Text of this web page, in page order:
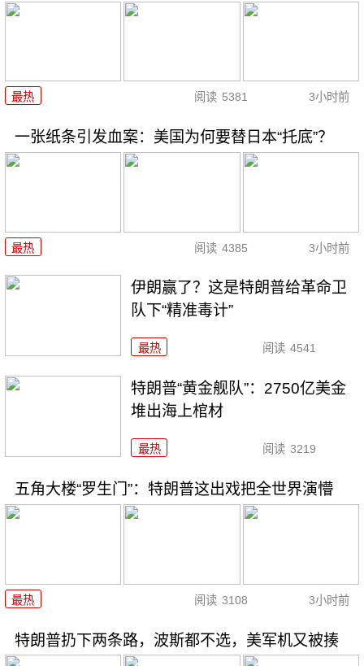
最热 阅读 5381 3小时前
一张纸条引发血案：美国为何要替日本“托底”？
最热 阅读 4385 3小时前
伊朗赢了？这是特朗普给革命卫
队下“精准毒计”
最热 阅读 4541
特朗普“黄金舰队”：2750亿美金
堆出海上棺材
最热 阅读 3219
五角大楼“罗生门”：特朗普这出戏把全世界演懵
最热 阅读 3108 3小时前
特朗普扔下两条路，波斯都不选，美军机又被揍